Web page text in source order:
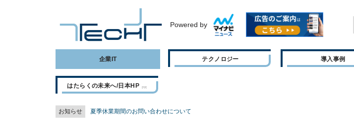
Powered by
企業IT テクノロジー 導入事例
はたらくの未来へ/日本HP
お知らせ 夏季休業期間のお問い合わせについて